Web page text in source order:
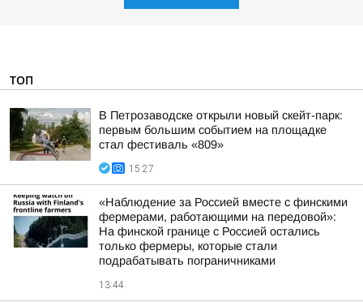
ТОП
В Петрозаводске открыли новый скейт-парк:
первым большим событием на площадке
стал фестиваль «809»
15:27
«Наблюдение за Россией вместе с финскими
фермерами, работающими на передовой»:
На финской границе с Россией остались
только фермеры, которые стали
подрабатывать пограничниками
13:44